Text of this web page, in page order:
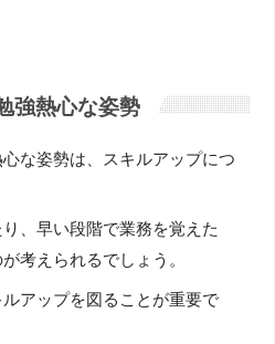
強熱心な姿勢
な姿勢は、スキルアップにつ
、早い段階で業務を覚えた
考えられるでしょう。
アップを図ることが重要で